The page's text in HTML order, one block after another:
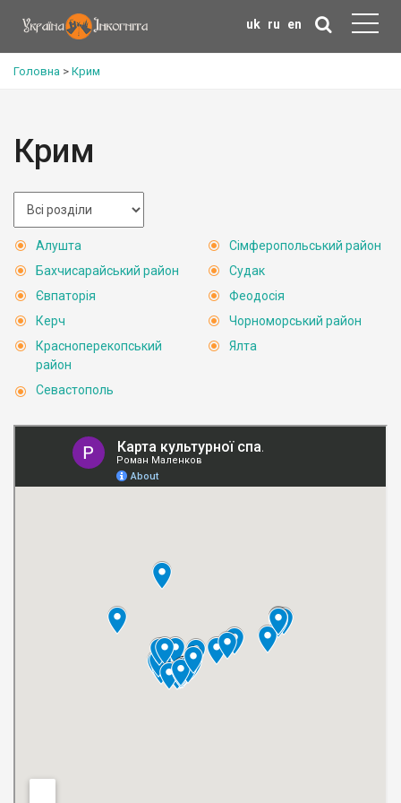
uk ru en
Головна > Крим
Крим
Алушта
Бахчисарайський район
Євпаторія
Керч
Красноперекопський
район
Севастополь
Сімферопольський район
Судак
Феодосія
Чорноморський район
Ялта